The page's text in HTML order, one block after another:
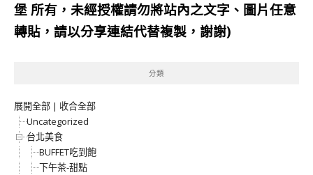
堡 所有，未經授權請勿將站內之文字、圖片任意
轉貼，請以分享連結代替複製，謝謝)
分類
展開全部 | 收合全部
Uncategorized
台北美食
BUFFET吃到飽
下午茶-甜點